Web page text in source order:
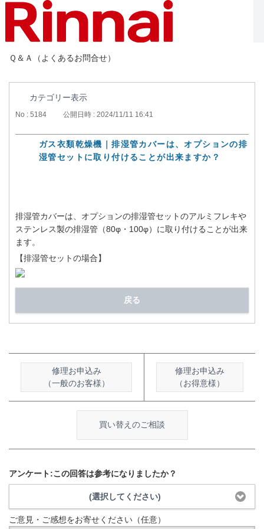
Ｑ＆Ａ（よくあるお問合せ）
カテゴリー表示
No : 5184 公開日時 : 2024/11/11 16:41
ガス衣類乾燥機｜排湿管カバーは、オプションの排
湿管セットに取り付けることが出来ますか？
排湿管カバーは、オプションの排湿管セットのアルミフレキや
ステンレス製の排湿管（80φ・100φ）に取り付けることが出来
ます。
【排湿管セットの場合】
戻る
修理お申込み
（一般のお客様）
修理お申込み
（お得意様）
買い替えのご相談
アンケート:この回答は参考になりましたか？
(選択してください)
ご意見・ご感想をお寄せください（任意）